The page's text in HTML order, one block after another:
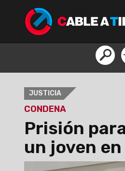
JUSTICIA
CONDENA
Prisión
un joven